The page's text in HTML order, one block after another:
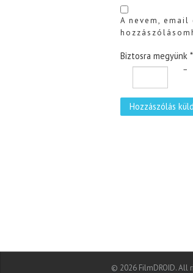
A nevem,
Biztosra megyünk *
−
© 2026 FilmDROID. All